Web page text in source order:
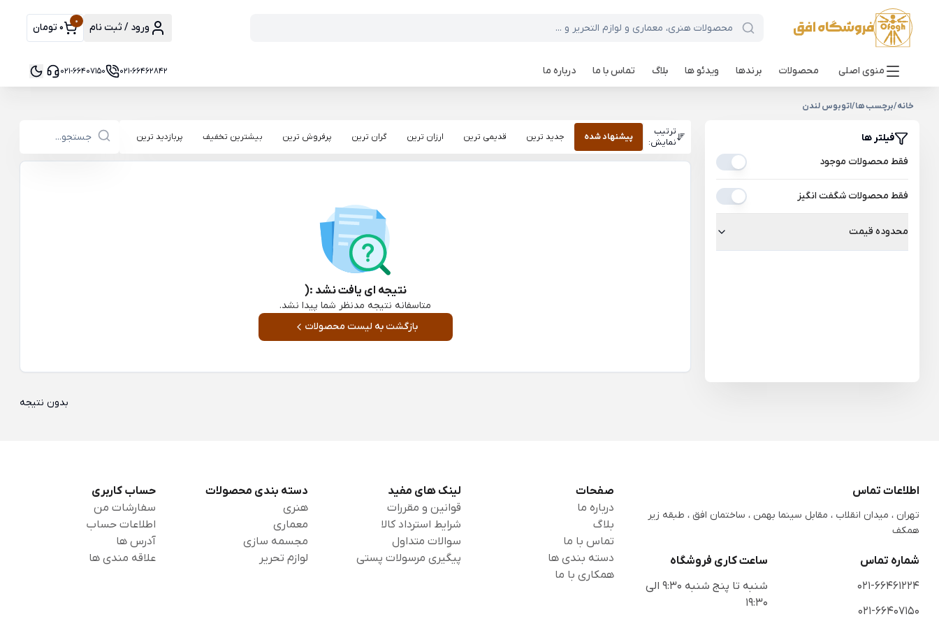
ورود / ثبت نام 0 0 تومان
منوی اصلی محصولات برندها ویدئو ها بلاگ تماس با ما درباره ما 021-66462842
021-66407150
خانه/برچسب ها/اتوبوس لندن
فیلتر ها
فقط محصولات موجود
فقط محصولات شگفت انگیز
محدوده قیمت
ترتیب
نمایش:
پیشنهاد شده جدید ترین قدیمی ترین ارزان ترین گران ترین پرفروش ترین بیشترین تخفیف پربازدید ترین
نتیجه ای یافت نشد :(
متاسفانه نتیجه مدنظر شما پیدا نشد.
بازگشت به لیست محصولات
بدون نتیجه
اطلاعات تماس
تهران ، میدان انقلاب ، مقابل سینما بهمن ، ساختمان افق ، طبقه زیر
همکف
شماره تماس
021-66461224
021-66407150
ساعت کاری فروشگاه
شنبه تا پنج شنبه 9:30 الی
19:30
صفحات
درباره ما
بلاگ
تماس با ما
دسته بندی ها
همکاری با ما
لینک های مفید
قوانین و مقررات
شرایط استرداد کالا
سوالات متداول
پیگیری مرسولات پستی
دسته بندی محصولات
هنری
معماری
مجسمه سازی
لوازم تحریر
حساب کاربری
سفارشات من
اطلاعات حساب
آدرس ها
علاقه مندی ها